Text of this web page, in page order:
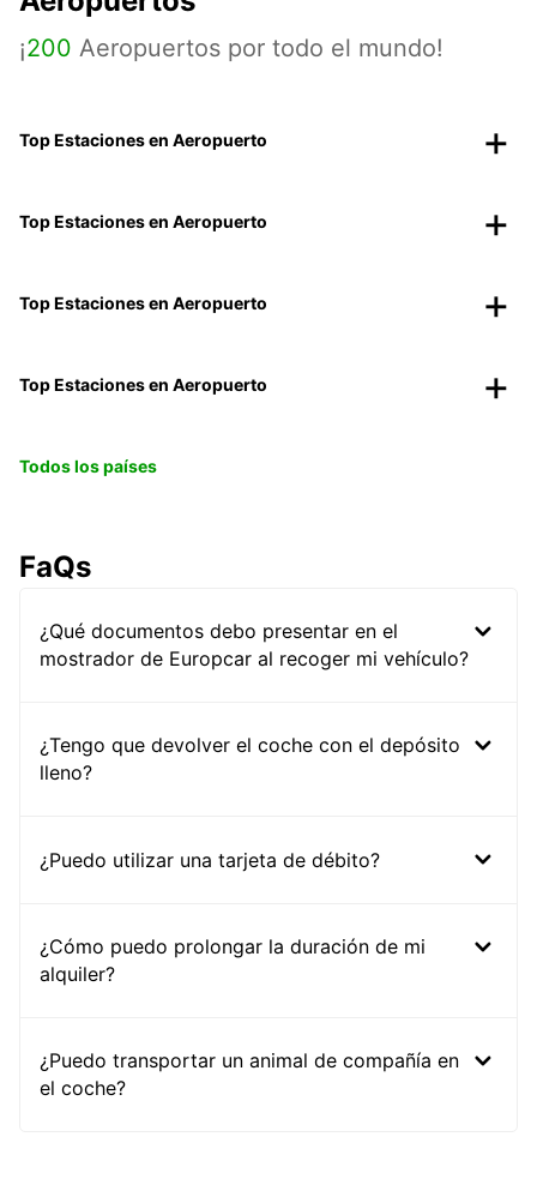
¡200 Aeropuertos por todo el mundo!
Top Estaciones en Aeropuerto
Top Estaciones en Aeropuerto
Top Estaciones en Aeropuerto
Top Estaciones en Aeropuerto
Todos los países
FaQs
¿Qué documentos debo presentar en el
mostrador de Europcar al recoger mi vehículo?
¿Tengo que devolver el coche con el depósito
lleno?
¿Puedo utilizar una tarjeta de débito?
¿Cómo puedo prolongar la duración de mi
alquiler?
¿Puedo transportar un animal de compañía en
el coche?